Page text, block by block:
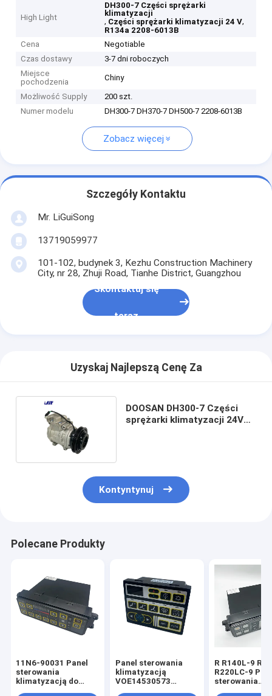
High Light
DH300-7 Części sprężarki
klimatyzacji
, Części sprężarki klimatyzacji 24 V,
R134a 2208-6013B
Cena
Negotiable
Czas dostawy
3-7 dni roboczych
Miejsce
pochodzenia
Chiny
Możliwość Supply
200 szt.
Numer modelu
DH300-7 DH370-7 DH500-7 2208-6013B
Zobacz więcej
Szczegóły Kontaktu
Mr. LiGuiSong
13719059977
101-102, budynek 3, Kezhu Construction Machinery
City, nr 28, Zhuji Road, Tianhe District, Guangzhou
Skontaktuj się
teraz
Uzyskaj Najlepszą Cenę Za
DOOSAN DH300-7 Części
sprężarki klimatyzacji 24V
Kontyntynuj
Polecane Produkty
11N6-90031 Panel
sterowania
klimatyzacją do
Panel sterowania
klimatyzacją
VOE14530573
R R140L-9
R220LC-9
sterowania